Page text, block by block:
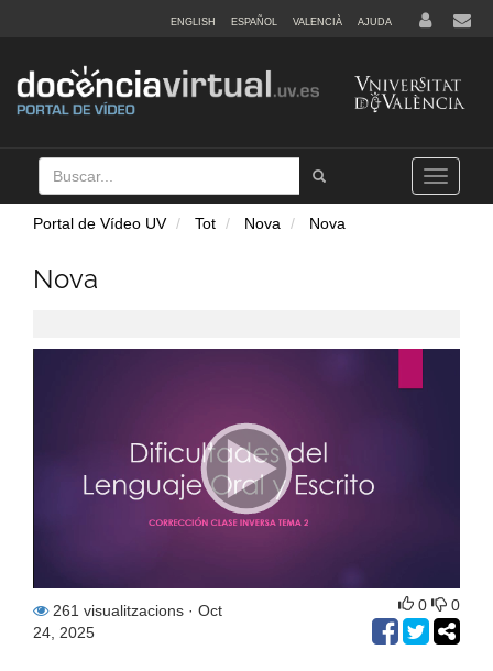
ENGLISH ESPAÑOL VALENCIÀ AJUDA
Buscar
Tramet
Toggle
navigation
Portal de Vídeo UV Tot Nova Nova
Nova
261 visualitzacions · Oct
24, 2025
0 0